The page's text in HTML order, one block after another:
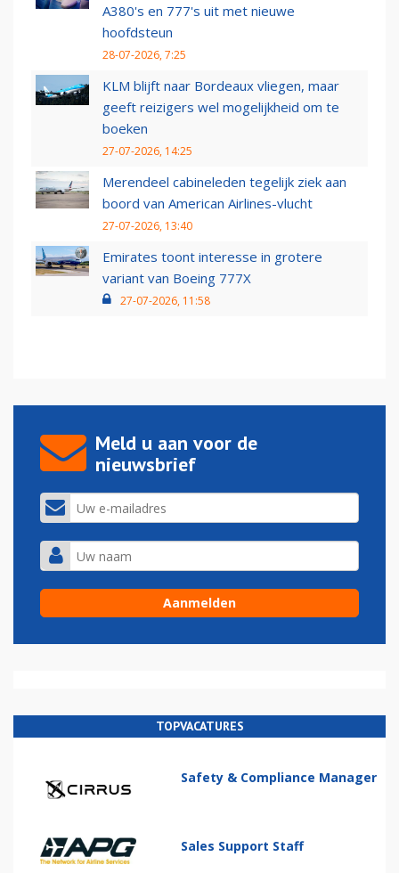
A380's en 777's uit met nieuwe
hoofdsteun
28-07-2026, 7:25
KLM blijft naar Bordeaux vliegen, maar
geeft reizigers wel mogelijkheid om te
boeken
27-07-2026, 14:25
Merendeel cabineleden tegelijk ziek aan
boord van American Airlines-vlucht
27-07-2026, 13:40
Emirates toont interesse in grotere
variant van Boeing 777X
27-07-2026, 11:58
Meld u aan voor de
nieuwsbrief
TOPVACATURES
Safety & Compliance Manager
Sales Support Staff